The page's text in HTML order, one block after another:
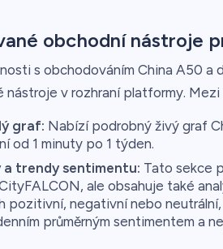
obchodní nástroje
s obchodováním China A50 a
nástroje v rozhraní platformy. Mezi
graf: Nabízí podrobný živý graf
od 1 minuty po 1 týden.
a trendy sentimentu: Tato sekce
ale obsahuje také
pozitivní, negativní nebo
průměrným sentimentem a